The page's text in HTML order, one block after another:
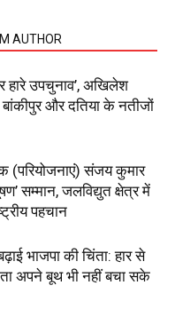
AUTHOR
हारे उपचुनाव’, अखिलेश
और दतिया के नतीजों
(परियोजनाएं) संजय कुमार
सम्मान, जलविद्युत क्षेत्र में
पहचान
भाजपा की चिंता: हार से
अपने बूथ भी नहीं बचा सके